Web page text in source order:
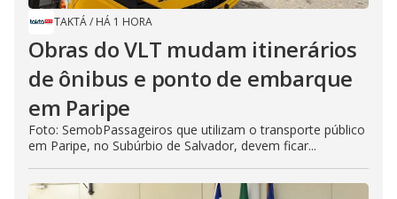
TAKTÁ/ HÁ 1 HORA
Obras do VLT mudam itinerários
de ônibus e ponto de embarque
em Paripe
Foto: SemobPassageiros que utilizam o transporte público
em Paripe, no Subúrbio de Salvador, devem ficar...